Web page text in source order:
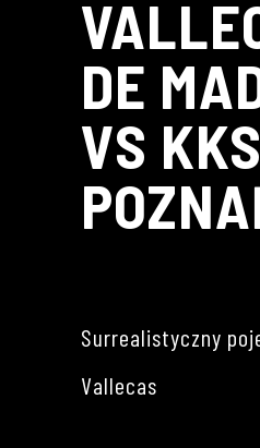
DE
VS
Surrealistyczny
Vallecas